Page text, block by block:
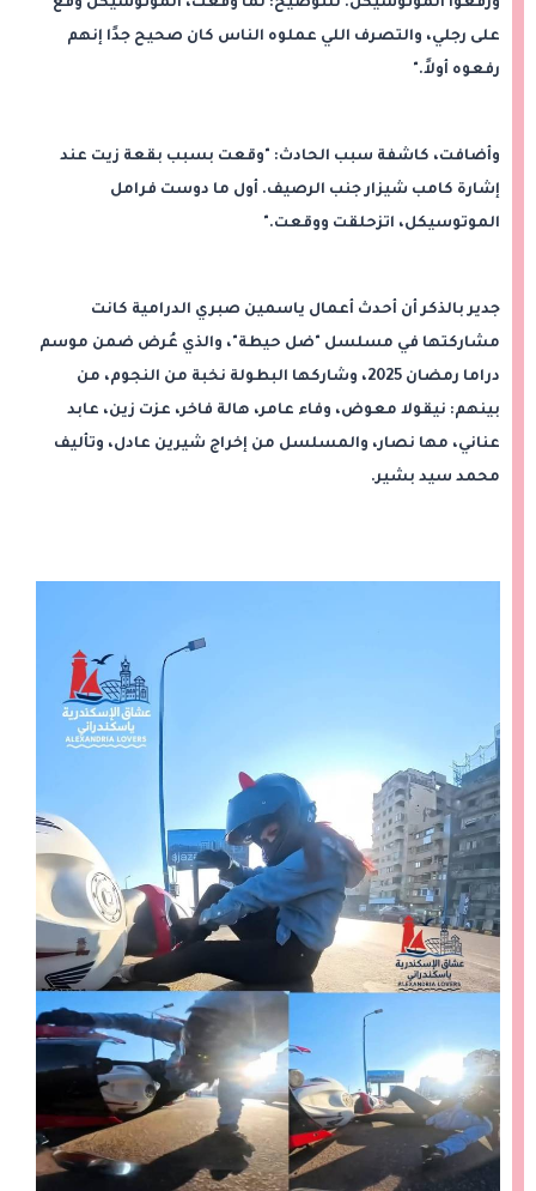
على رجلي، والتصرف اللي عملوه الناس كان صحيح جدًا إنهم
رفعوه أولاً."
وأضافت، كاشفة سبب الحادث: "وقعت بسبب بقعة زيت عند
إشارة كامب شيزار جنب الرصيف. أول ما دوست فرامل
الموتوسيكل، اتزحلقت ووقعت."
جدير بالذكر أن أحدث أعمال ياسمين صبري الدرامية كانت
مشاركتها في مسلسل "ضل حيطة"، والذي عُرض ضمن موسم
دراما رمضان 2025، وشاركها البطولة نخبة من النجوم، من
بينهم: نيقولا معوض، وفاء عامر، هالة فاخر، عزت زين، عابد
عناني، مها نصار، والمسلسل من إخراج شيرين عادل، وتأليف
محمد سيد بشير.